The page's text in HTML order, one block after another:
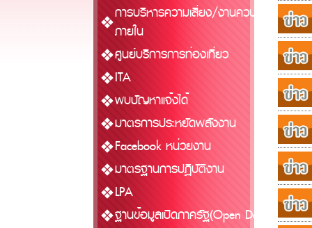
การบริหารความเสี่ยง/งานควบคุม
ภายใน
ศูนย์บริการการท่องเที่ยว
ITA
พบปัญหาแจ้งได้
มาตรการประหยัดพลังงาน
Facebook หน่วยงาน
มาตรฐานการปฏิบัติงาน
LPA
ฐานข้อมูลเปิดภาครัฐ(Open Data)